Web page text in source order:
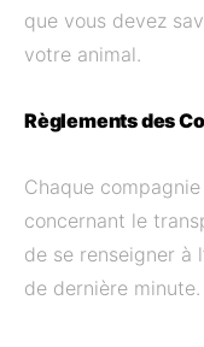
que vous devez
votre animal.
Règlements des
Chaque
concernant le
de se renseigner à
de dernière minute.